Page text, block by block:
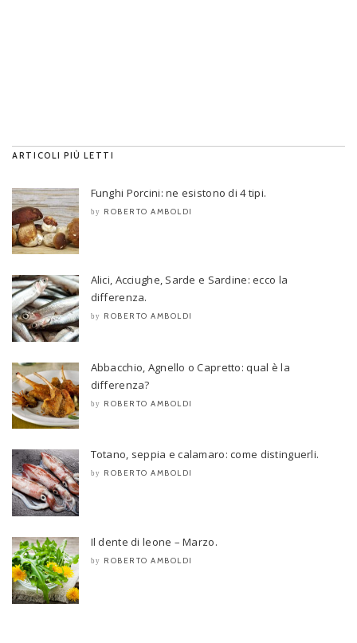
ARTICOLI PIÙ LETTI
Funghi Porcini: ne esistono di 4 tipi.
by ROBERTO AMBOLDI
Alici, Acciughe, Sarde e Sardine: ecco la
differenza.
by ROBERTO AMBOLDI
Abbacchio, Agnello o Capretto: qual è la
differenza?
by ROBERTO AMBOLDI
Totano, seppia e calamaro: come distinguerli.
by ROBERTO AMBOLDI
Il dente di leone – Marzo.
by ROBERTO AMBOLDI